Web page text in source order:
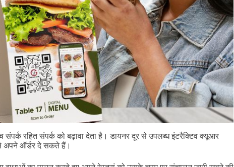
संपर्क रहित संपर्क को बढ़ावा देता है। डायनर दूर से उपलब्ध इंटरैक्टिव क्यूआर
अपने ऑर्डर दे सकते हैं।